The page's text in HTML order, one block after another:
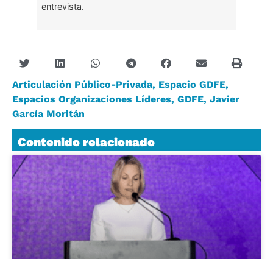
entrevista.
Articulación Público-Privada, Espacio GDFE,
Espacios Organizaciones Líderes, GDFE, Javier
García Moritán
Contenido relacionado